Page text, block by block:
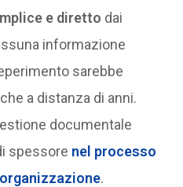
e diretto dai
informazione
sarebbe
a distanza di anni.
documentale
spessore nel processo
.